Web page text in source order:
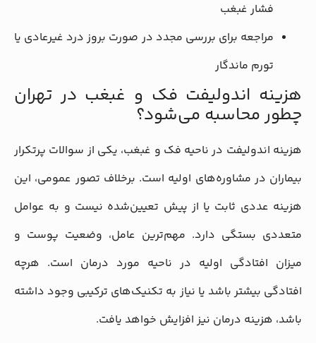
فشار غبغب
مراجعه برای بررسی مجدد در صورت بروز درد غیرعادی یا
تورم ماندگار
هزینه اندولیفت فک و غبغب در تهران
چطور محاسبه می‌شود؟
هزینه اندولیفت در ناحیه فک و غبغب، یکی از سوالات پرتکرار
بیماران در مشاوره‌های اولیه است. برخلاف تصور عمومی، این
هزینه عددی ثابت یا از پیش تعیین‌شده نیست و به عوامل
متعددی بستگی دارد. مهم‌ترین عامل، وضعیت پوست و
میزان افتادگی اولیه در ناحیه مورد درمان است. هرچه
افتادگی بیشتر باشد یا نیاز به تکنیک‌های ترکیبی وجود داشته
باشد، هزینه درمان نیز افزایش خواهد یافت.